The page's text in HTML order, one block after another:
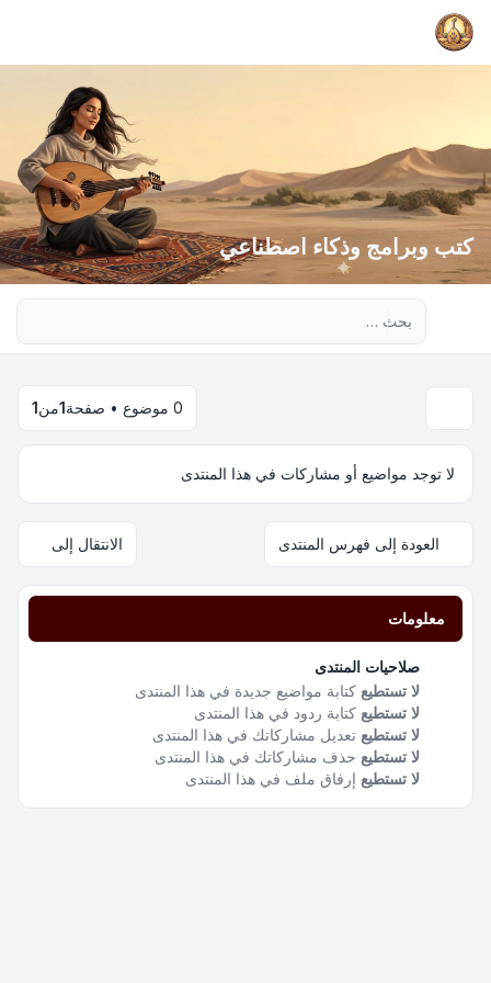
كتب وبرامج وذكاء اصطناعي
0 موضوع • صفحة 1من1
لا توجد مواضيع أو مشاركات في هذا المنتدى
العودة إلى فهرس المنتدى الانتقال إلى
معلومات
صلاحيات المنتدى
لا تستطيع كتابة مواضيع جديدة في هذا المنتدى
لا تستطيع كتابة ردود في هذا المنتدى
لا تستطيع تعديل مشاركاتك في هذا المنتدى
لا تستطيع حذف مشاركاتك في هذا المنتدى
لا تستطيع إرفاق ملف في هذا المنتدى